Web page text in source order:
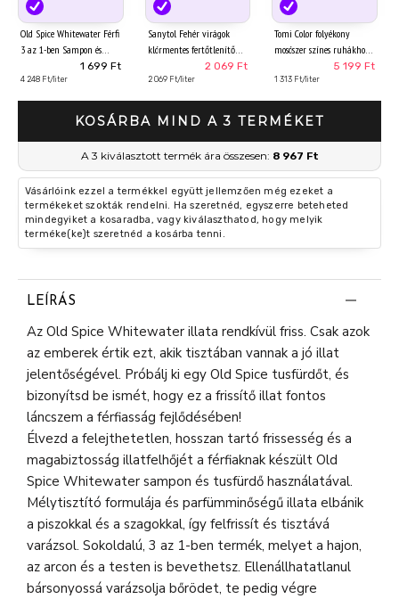
Old Spice Whitewater Férfi
3 az 1-ben Sampon és
Tusfürdő, 400 ml1 699 Ft
4 248 Ft/liter
Sanytol Fehér virágok
klórmentes fertőtlenítő
mosószeradalék 1 l2 069 Ft
2 069 Ft/liter
Tomi Color folyékony
mosószer színes ruhákhoz
5 199 Ft
1 313 Ft/liter
KOSÁRBA MIND A 3 TERMÉKET
A 3 kiválasztott termék ára összesen: 8 967 Ft
Vásárlóink ezzel a termékkel együtt jellemzően még ezeket a
termékeket szokták rendelni. Ha szeretnéd, egyszerre beteheted
mindegyiket a kosaradba, vagy kiválaszthatod, hogy melyik
terméke(ke)t szeretnéd a kosárba tenni.
LEÍRÁS
Az Old Spice Whitewater illata rendkívül friss. Csak azok
az emberek értik ezt, akik tisztában vannak a jó illat
jelentőségével. Próbálj ki egy Old Spice tusfürdőt, és
bizonyítsd be ismét, hogy ez a frissítő illat fontos
láncszem a férfiasság fejlődésében!
Élvezd a felejthetetlen, hosszan tartó frissesség és a
magabiztosság illatfelhőjét a férfiaknak készült Old
Spice Whitewater sampon és tusfürdő használatával.
Mélytisztító formulája és parfümminőségű illata elbánik
a piszokkal és a szagokkal, így felfrissít és tisztává
varázsol. Sokoldalú, 3 az 1-ben termék, melyet a hajon,
az arcon és a testen is bevethetsz. Ellenállhatatlanul
bársonyossá varázsolja bőrödet, te pedig végre